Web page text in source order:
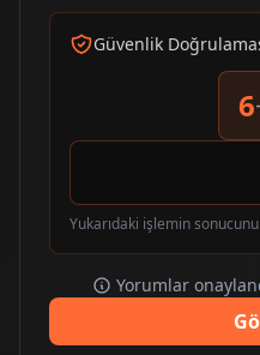
Güvenlik
6
Yukarıdaki işlemin
Yorumlar